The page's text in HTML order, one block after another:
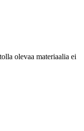
olevaa materiaalia ei